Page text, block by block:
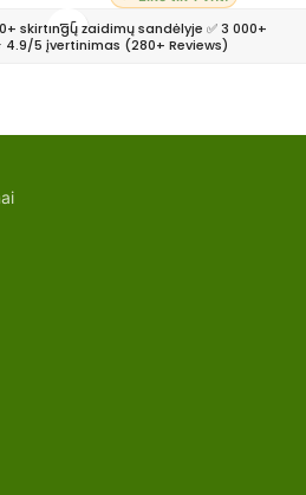
skirtingų žaidimų sandėlyje ✅ 3 000+
4.9/5 įvertinimas (280+ Reviews)